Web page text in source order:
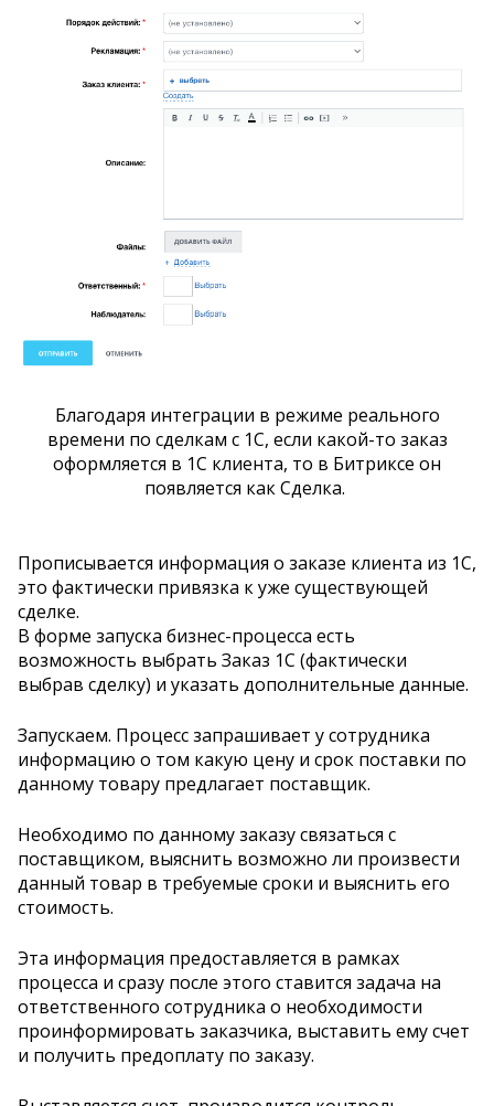
Благодаря интеграции в режиме реального
времени по сделкам с 1С, если какой-то заказ
оформляется в 1С клиента, то в Битриксе он
появляется как Сделка.
Прописывается информация о заказе клиента из 1С,
это фактически привязка к уже существующей
сделке.
В форме запуска бизнес-процесса есть
возможность выбрать Заказ 1С (фактически
выбрав сделку) и указать дополнительные данные.
Запускаем. Процесс запрашивает у сотрудника
информацию о том какую цену и срок поставки по
данному товару предлагает поставщик.
Необходимо по данному заказу связаться с
поставщиком, выяснить возможно ли произвести
данный товар в требуемые сроки и выяснить его
стоимость.
Эта информация предоставляется в рамках
процесса и сразу после этого ставится задача на
ответственного сотрудника о необходимости
проинформировать заказчика, выставить ему счет
и получить предоплату по заказу.